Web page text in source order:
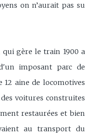
on n’aurait pas su
qui gère le train 1900 a
imposant parc de
aine de locomotives
voitures construites
restaurées et bien
au transport du